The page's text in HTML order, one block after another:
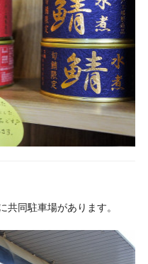
同駐車場があります。